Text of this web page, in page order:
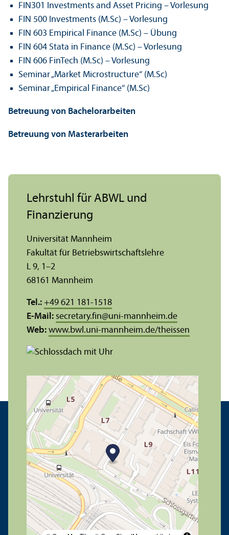
FIN301 Investments and Asset Pricing – Vorlesung
FIN 500 Investments (M.Sc) – Vorlesung
FIN 603 Empirical Finance (M.Sc) – Übung
FIN 604 Stata in Finance (M.Sc) – Vorlesung
FIN 606 FinTech (M.Sc) – Vorlesung
Seminar „Market Microstructure“ (M.Sc)
Seminar „Empirical Finance“ (M.Sc)
Betreuung von Bachelor­arbeiten
Betreuung von Master­arbeiten
Lehr­stuhl für ABWL und
Finanzierung
Universität Mannheim
Fakultät für Betriebs­wirtschafts­lehre
L 9, 1–2
68161 Mannheim
Tel.: +49 621 181-1518
E-Mail: secretary.fin@uni-mannheim.de
Web: www.bwl.uni-mannheim.de/theissen